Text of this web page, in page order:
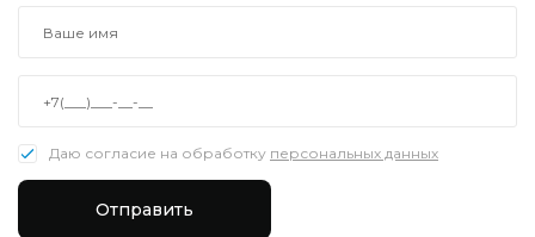
Даю согласие на обработку персональных данных
Отправить